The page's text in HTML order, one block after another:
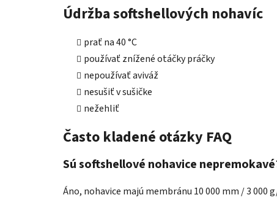
Údržba softshellových nohavíc
prať na 40 °C
používať znížené otáčky práčky
nepoužívať aviváž
nesušiť v sušičke
nežehliť
Často kladené otázky FAQ
Sú softshellové nohavice
Áno, nohavice majú membránu 10 000 mm / 3